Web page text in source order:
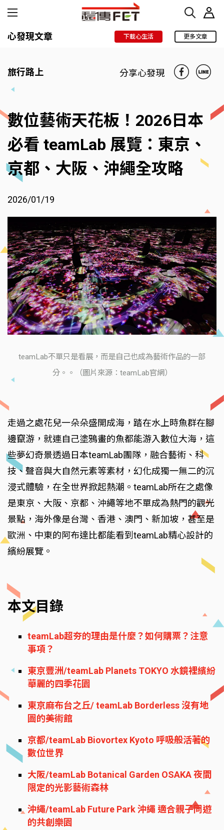
心發現文章 下載心生活 更多文章
旅行路上 分享心發現
數位藝術天花板！2026日本
必看 teamLab 展覽：東京、
京都、大阪、沖繩全攻略
2026/01/19
teamLab不單只是看展，而是自己也成為藝術作品的一部
分。。（圖片來源：teamLab官網）
走過之處花兒一朵朵盛開成海，踏在水上時魚群在腳
邊竄游，就連自己塗鴉畫的魚都能游入數位大海，這
些夢幻奇景透過日本teamLab團隊，融合藝術、科
技、聲音與大自然元素等素材，幻化成獨一無二的沉
浸式體驗，在全世界掀起熱潮。teamLab所在之處像
是東京、大阪、京都、沖繩等地不單成為熱門的觀光
景點，海外像是台灣、香港、澳門、新加坡，甚至是
歐洲、中東的阿布達比都能看到teamLab精心設計的
繽紛展覽。
本文目錄
teamLab超夯的理由是什麼？如何購票？注意
事項？
東京豐洲/teamLab Planets TOKYO 水鏡裡繽紛
華麗的四季花園
東京麻布台之丘/ teamLab Borderless 沒有地
圖的美術館
京都/teamLab Biovortex Kyoto 呼吸般活著的
數位世界
大阪/teamLab Botanical Garden OSAKA 夜間
限定的光影藝術森林
沖繩/teamLab Future Park 沖繩 適合親子同遊
的共創樂園